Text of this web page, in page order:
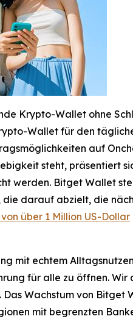
Krypto-Wallet ohne
Wallet für den
auf
steht, präsentiert
werden. Bitget Wallet
die darauf abzielt, die
über 1 Million US-Dollar
mit echtem
für alle zu öffnen.
Das Wachstum von Bitget
mit begrenzten